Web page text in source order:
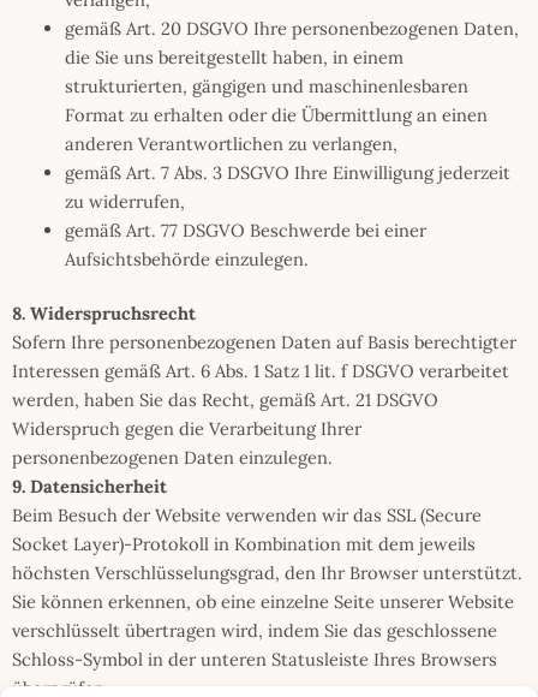
gemäß Art. 20 DSGVO Ihre personenbezogenen Daten,
die Sie uns bereitgestellt haben, in einem
strukturierten, gängigen und maschinenlesbaren
Format zu erhalten oder die Übermittlung an einen
anderen Verantwortlichen zu verlangen,
gemäß Art. 7 Abs. 3 DSGVO Ihre Einwilligung jederzeit
zu widerrufen,
gemäß Art. 77 DSGVO Beschwerde bei einer
Aufsichtsbehörde einzulegen.
8. Widerspruchsrecht
Sofern Ihre personenbezogenen Daten auf Basis berechtigter
Interessen gemäß Art. 6 Abs. 1 Satz 1 lit. f DSGVO verarbeitet
werden, haben Sie das Recht, gemäß Art. 21 DSGVO
Widerspruch gegen die Verarbeitung Ihrer
personenbezogenen Daten einzulegen.
9. Datensicherheit
Beim Besuch der Website verwenden wir das SSL (Secure
Socket Layer)-Protokoll in Kombination mit dem jeweils
höchsten Verschlüsselungsgrad, den Ihr Browser unterstützt.
Sie können erkennen, ob eine einzelne Seite unserer Website
verschlüsselt übertragen wird, indem Sie das geschlossene
Schloss-Symbol in der unteren Statusleiste Ihres Browsers
überprüfen.